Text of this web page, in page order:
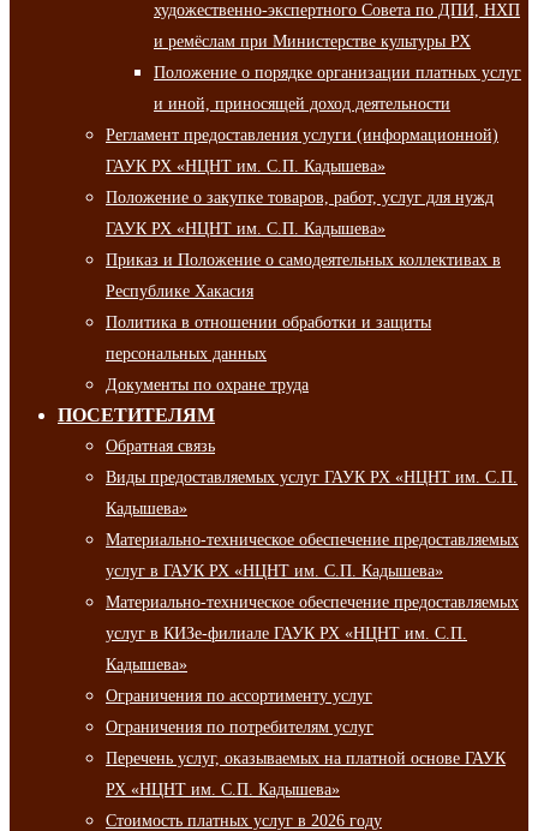
художественно-экспертного Совета по ДПИ, НХП
и ремёслам при Министерстве культуры РХ
Положение о порядке организации платных услуг
и иной, приносящей доход деятельности
Регламент предоставления услуги (информационной)
ГАУК РХ «НЦНТ им. С.П. Кадышева»
Положение о закупке товаров, работ, услуг для нужд
ГАУК РХ «НЦНТ им. С.П. Кадышева»
Приказ и Положение о самодеятельных коллективах в
Республике Хакасия
Политика в отношении обработки и защиты
персональных данных
Документы по охране труда
ПОСЕТИТЕЛЯМ
Обратная связь
Виды предоставляемых услуг ГАУК РХ «НЦНТ им. С.П.
Кадышева»
Материально-техническое обеспечение предоставляемых
услуг в ГАУК РХ «НЦНТ им. С.П. Кадышева»
Материально-техническое обеспечение предоставляемых
услуг в КИЗе-филиале ГАУК РХ «НЦНТ им. С.П.
Кадышева»
Ограничения по ассортименту услуг
Ограничения по потребителям услуг
Перечень услуг, оказываемых на платной основе ГАУК
РХ «НЦНТ им. С.П. Кадышева»
Стоимость платных услуг в 2026 году